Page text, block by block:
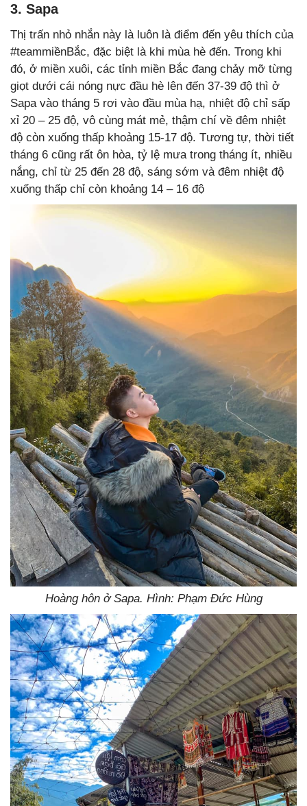
3. Sapa
Thị trấn nhỏ nhắn này là luôn là điểm đến yêu thích của
#teammiềnBắc, đặc biệt là khi mùa hè đến. Trong khi
đó, ở miền xuôi, các tỉnh miền Bắc đang chảy mỡ từng
giọt dưới cái nóng nực đầu hè lên đến 37-39 độ thì ở
Sapa vào tháng 5 rơi vào đầu mùa hạ, nhiệt độ chỉ sấp
xỉ 20 – 25 độ, vô cùng mát mẻ, thậm chí về đêm nhiệt
độ còn xuống thấp khoảng 15-17 độ. Tương tự, thời tiết
tháng 6 cũng rất ôn hòa, tỷ lệ mưa trong tháng ít, nhiều
nắng, chỉ từ 25 đến 28 độ, sáng sớm và đêm nhiệt độ
xuống thấp chỉ còn khoảng 14 – 16 độ
Hoàng hôn ở Sapa. Hình: Phạm Đức Hùng